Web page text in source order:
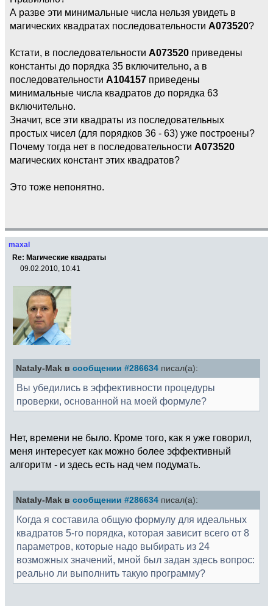
А разве эти минимальные числа нельзя увидеть в
магических квадратах последовательности А073520?
Кстати, в последовательности А073520 приведены
константы до порядка 35 включительно, а в
последовательности А104157 приведены
минимальные числа квадратов до порядка 63
включительно.
Значит, все эти квадраты из последовательных
простых чисел (для порядков 36 - 63) уже построены?
Почему тогда нет в последовательности А073520
магических констант этих квадратов?
Это тоже непонятно.
maxal
Re: Магические квадраты
09.02.2010, 10:41
Nataly-Mak в сообщении #286634 писал(а):
Вы убедились в эффективности процедуры
проверки, основанной на моей формуле?
Нет, времени не было. Кроме того, как я уже говорил,
меня интересует как можно более эффективный
алгоритм - и здесь есть над чем подумать.
Nataly-Mak в сообщении #286634 писал(а):
Когда я составила общую формулу для идеальных
квадратов 5-го порядка, которая зависит всего от 8
параметров, которые надо выбирать из 24
возможных значений, мной был задан здесь вопрос:
реально ли выполнить такую программу?